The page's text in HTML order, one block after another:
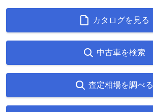
カタログを見る
中古車を検索
査定相場を調べる